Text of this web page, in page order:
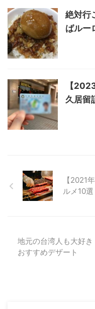
絶対行
ばルー
【
久居留
【2021
ルメ10
地元の台湾人も大好
おすすめデザート